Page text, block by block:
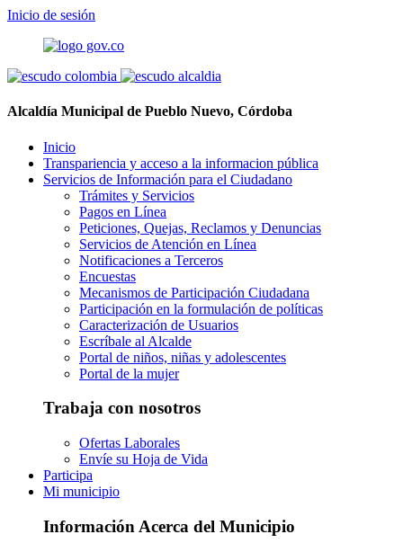
Inicio de sesión
Alcaldía Municipal de Pueblo Nuevo, Córdoba
Inicio
Transpariencia y acceso a la informacion pública
Servicios de Información para el Ciudadano
Trámites y Servicios
Pagos en Línea
Peticiones, Quejas, Reclamos y Denuncias
Servicios de Atención en Línea
Notificaciones a Terceros
Encuestas
Mecanismos de Participación Ciudadana
Participación en la formulación de políticas
Caracterización de Usuarios
Escríbale al Alcalde
Portal de niños, niñas y adolescentes
Portal de la mujer
Trabaja con nosotros
Ofertas Laborales
Envíe su Hoja de Vida
Participa
Mi municipio
Información Acerca del Municipio